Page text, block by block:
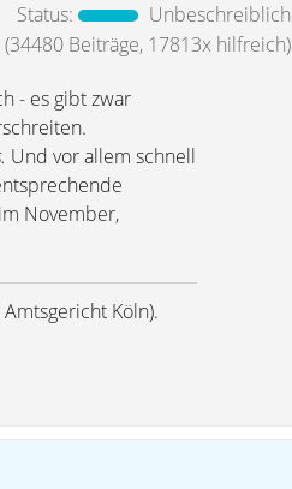
Status:
Unbeschreiblich
(34480 Beiträge, 17813x hilfreich)
- es gibt zwar
Und vor allem schnell
November,
Köln).